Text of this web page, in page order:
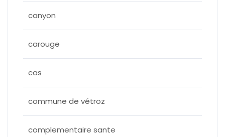
canyon
carouge
cas
commune de vétroz
complementaire sante